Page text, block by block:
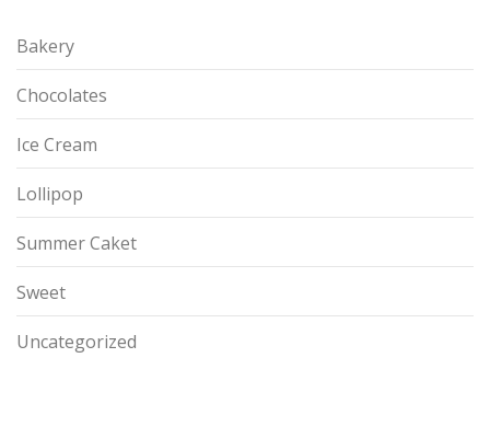
Bakery
Chocolates
Ice Cream
Lollipop
Summer Caket
Sweet
Uncategorized